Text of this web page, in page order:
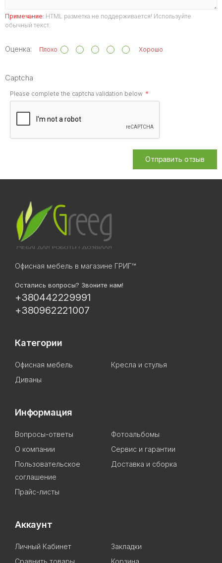
Примечание: HTML разметка не поддерживается! Используйте
обычный текст.
Оценка: Плохо Хорошо
Captcha
Please complete the captcha validation below
Отправить отзыв
Офисная мебель в магазине ГРИГ™
Остались вопросы? Звоните нам!
+380442229991
+380962221007
Категории
Офисная мебель
Кресла и стулья
Диваны
Информация
Вопросы-ответы
Фотоальбомы
О компании
Сервис и гарантии
Пользовательское
соглашение
Доставка и сборка
Прайс-листы
Аккаунт
Личный Кабинет
Закладки
Сравнить товары
Корзина